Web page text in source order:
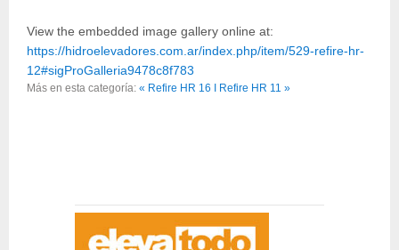
View the embedded image gallery online at:
https://hidroelevadores.com.ar/index.php/item/529-refire-hr-
12#sigProGalleria9478c8f783
Más en esta categoría: « Refire HR 16 I Refire HR 11 »